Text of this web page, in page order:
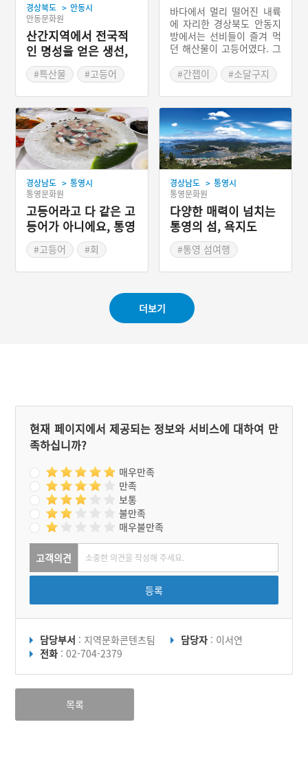
경상북도 > 안동시
안동문화원
산간지역에서 전국적
인 명성을 얻은 생선,
안동 간고등어
#특산물
#고등어
#경상북도 별미
바다에서 멀리 떨어진 내륙
에 자리한 경상북도 안동지
방에서는 선비들이 즐겨 먹
던 해산물이 고등어였다. 그
쉽게 상하기 때문에, 고등어
가 상하는 것을 방지하기 위
해 왕소금을 뿌리는 염장법
으로 간고등어를 먹게 되었
다. 안동지방으로 들어온 고
등어는 동해안의 영덕이나
울진에서 험준한 고갯길을
따라 이동했다. 울진에서는
열두 고개를 의미하는 십이
령길을 거쳐 왔고, 영덕에서
는 황장재를 넘어 안동으로
운반되었다. 십이령길은 옛
날 보부상들이 다니던 옛길
의 흔적을 고스란히 간직하
고 있지만, 영덕에서 황장재
를 거쳐 안동으로 이동하던
구간은 현재 국도 34호선이
#간잽이
#소달구지
#왕소금 육질
#안동장터
경상남도 > 통영시
통영문화원
고등어라고 다 같은 고
등어가 아니에요, 통영
고등어회
#고등어
#회
경상남도 > 통영시
통영문화원
다양한 매력이 넘치는
통영의 섬, 욕지도
#통영 섬여행
더보기
현재 페이지에서 제공되는 정보와 서비스에 대하여 만
족하십니까?
매우만족
만족
보통
불만족
매우불만족
고객의견
등록
담당부서 : 지역문화콘텐츠팀 담당자 : 이서연
전화 : 02-704-2379
목록